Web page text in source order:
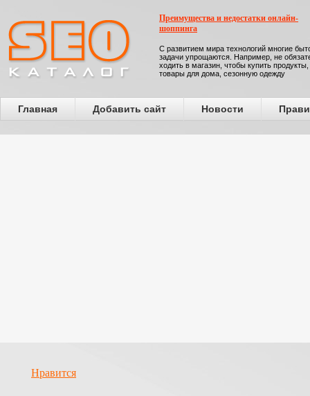
Преимущества и недостатки онлайн-
шоппинга
С развитием мира технологий многие
задачи упрощаются. Например, не
ходить в магазин, чтобы купить продукты,
товары для дома, сезонную одежду
Главная Добавить сайт Новости
Нравится